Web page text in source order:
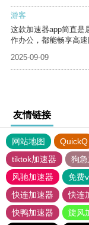
游客
这款加速器app简直是
作办公，都能畅享高
2025-09-09
友情链接
网站地图 QuickQ
tiktok加速器
狗
风驰加速器
免费
快连加速器
快连
快鸭加速器
旋风